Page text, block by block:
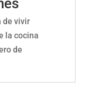
de vivir
la cocina
de